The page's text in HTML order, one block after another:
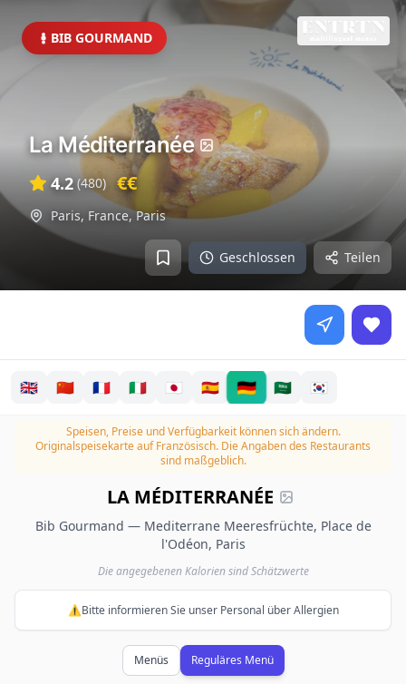
BIB GOURMAND
Geschlossen Teilen
La Méditerranée
4.2 (480) €€
Paris, France,Paris
🇬🇧 🇨🇳 🇫🇷 🇮🇹 🇯🇵 🇪🇸 🇩🇪 🇸🇦 🇰🇷
Speisen, Preise und Verfügbarkeit können sich ändern.
Originalspeisekarte auf Französisch. Die Angaben des Restaurants
sind maßgeblich.
LA MÉDITERRANÉE
Bib Gourmand — Mediterrane Meeresfrüchte, Place de
l'Odéon, Paris
Die angegebenen Kalorien sind Schätzwerte
⚠️Bitte informieren Sie unser Personal über Allergien
Menüs Reguläres Menü